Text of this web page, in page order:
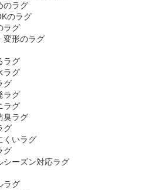
のラグ
のラグ
ラグ
変形のラグ
ラグ
ラグ
グ
ラグ
ラグ
臭ラグ
グ
くいラグ
グ
シーズン対応ラグ
ラグ